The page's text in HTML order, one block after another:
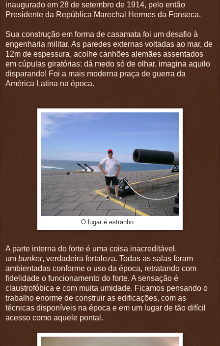
inaugurado em 28 de setembro de 1914, pelo então
Presidente da República Marechal Hermes da Fonseca.
Sua construção em forma de casamata foi um desafio à
engenharia militar. As paredes externas voltadas ao mar, de
12m de espessura, acolhe canhões alemães assentados
em cúpulas giratórias: dá medo só de olhar, imagina aquilo
disparando! Foi a mais moderna praça de guerra da
América Latina na época.
O lugar é estranho...
A parte interna do forte é uma coisa inacreditável,
um bunker, verdadeira fortaleza. Todas as salas foram
ambientadas conforme o uso da época, retratando com
fidelidade o funcionamento do forte. A sensação é
claustrofóbica e com muita umidade. Ficamos pensando o
trabalho enorme de construir as edificações, com as
técnicas disponíveis na época e em um lugar de tão difícil
acesso como aquele pontal.